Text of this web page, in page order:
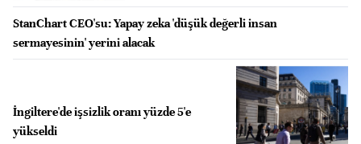
StanChart CEO'su: Yapay zeka 'düşük değerli insan
sermayesinin' yerini alacak
İngiltere'de işsizlik oranı yüzde 5'e
yükseldi